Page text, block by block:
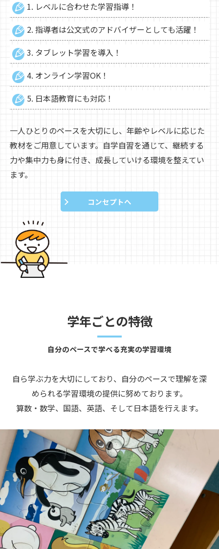
1. レベルに合わせた学習指導！
2. 指導者は公文式のアドバイザーとしても活躍！
3. タブレット学習を導入！
4. オンライン学習OK！
5. 日本語教育にも対応！
一人ひとりのペースを大切にし、年齢やレベルに応じた
教材をご用意しています。自学自習を通じて、継続する
力や集中力も身に付き、成長していける環境を整えてい
ます。
コンセプトへ
自分のペースで学べる充実の学習環境
学年ごとの特徴
自ら学ぶ力を大切にしており、自分のペースで理解を深
められる学習環境の提供に努めております。
算数・数学、国語、英語、そして日本語を行えます。